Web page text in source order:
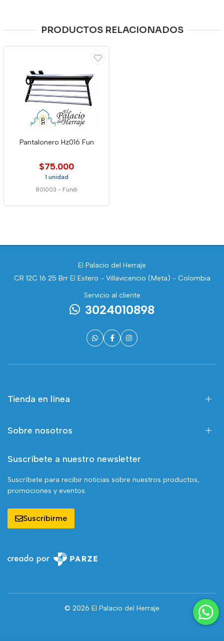
PRODUCTOS RELACIONADOS
Pantalonero Hz016 Fun
$75.000
1 unidad
801003 - Fundi
El Palacio del Herraje
CR 12C 16 25 Brr El Estero - Villavicencio (Meta) - Colombia
Servicio al cliente
3024010898
Tienda en línea
Sobre nosotros
Suscríbete a nuestro newsletter
Suscríbete para recibir noticias sobre nuestros productos,
promociones y eventos.
Suscribirme
© 2026 El Palacio del Herraje